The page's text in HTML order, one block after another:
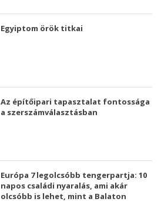
Egyiptom örök titkai
Az építőipari tapasztalat fontossága
a szerszámválasztásban
Európa 7 legolcsóbb tengerpartja: 10
napos családi nyaralás, ami akár
olcsóbb is lehet, mint a Balaton